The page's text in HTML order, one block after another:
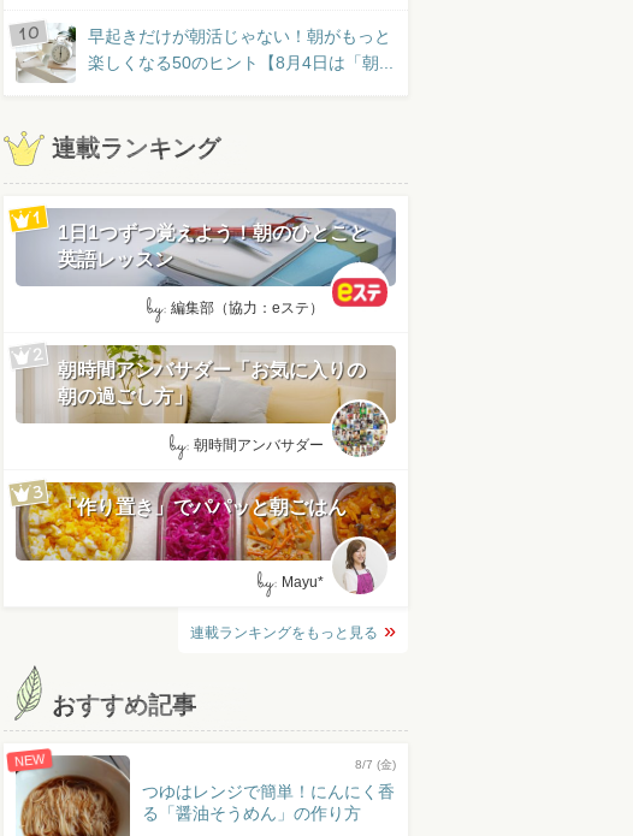
早起きだけが朝活じゃない！朝がもっと
楽しくなる50のヒント【8月4日は「朝...
連載ランキング
1日1つずつ覚えよう！朝のひとこと
英語レッスン
by: 編集部（協力：eステ）
朝時間アンバサダー「お気に入りの
朝の過ごし方」
by: 朝時間アンバサダー
「作り置き」でパパッと朝ごはん
by: Mayu*
連載ランキングをもっと見る
おすすめ記事
NEW 8/7 (金)
つゆはレンジで簡単！にんにく香
る「醤油そうめん」の作り方